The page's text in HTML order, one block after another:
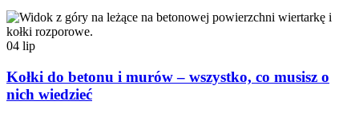
04 lip
Kołki do betonu i murów – wszystko, co musisz o
nich wiedzieć